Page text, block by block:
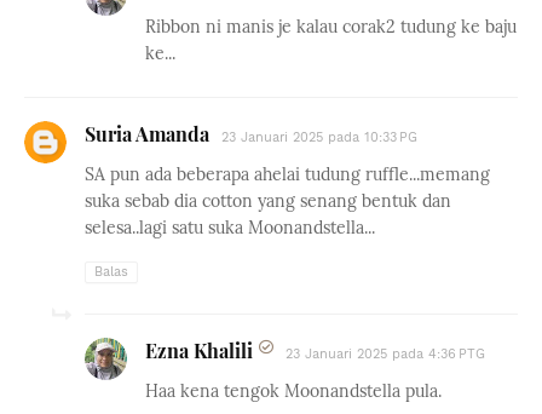
Ribbon ni manis je kalau corak2 tudung ke baju
ke...
Suria Amanda 23 Januari 2025 pada 10:33 PG
SA pun ada beberapa ahelai tudung ruffle...memang
suka sebab dia cotton yang senang bentuk dan
selesa..lagi satu suka Moonandstella...
Balas
Ezna Khalili 23 Januari 2025 pada 4:36 PTG
Haa kena tengok Moonandstella pula.